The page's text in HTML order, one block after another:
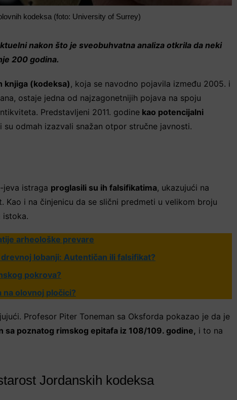
kodeksa (foto: University of Surrey)
nakon što je sveobuhvatna analiza otkrila da neki
200 godina.
knjiga (kodeksa) , koja se navodno pojavila između 2005. i
ostaje jedna od najzagonetnijih pojava na spoju
Predstavljeni 2011. godine kao potencijalni
su odmah izazvali snažan otpor stručne javnosti.
jeva istraga proglasili su ih falsifikatima, ukazujući na
Kao i na činjenicu da se slični predmeti u velikom broju
istoka.
arheološke prevare
lobanji: Autentičan ili falsifikat?
pokrova?
olovnoj pločici?
Profesor Piter Toneman sa Oksforda pokazao je da je
sa poznatog rimskog epitafa iz 108/109. godine, i to na
Jordanskih kodeksa